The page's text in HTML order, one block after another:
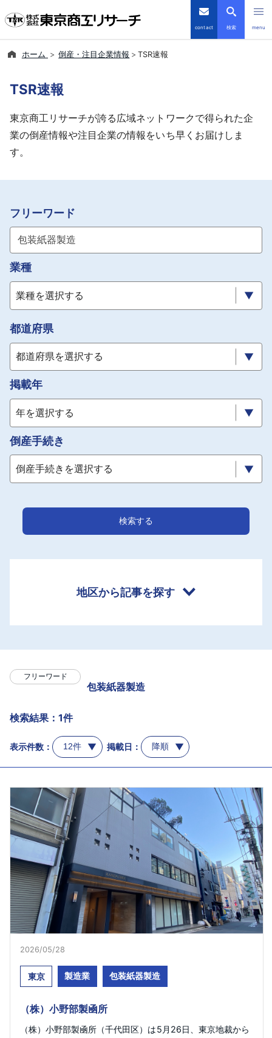
contact 検索 menu
TSR-PLUS
導入事例
English
ホーム 倒産・注目企業情報 TSR速報
TSR速報
東京商工リサーチが誇る広域ネットワークで得られた企
業の倒産情報や注目企業の情報をいち早くお届けしま
す。
フリーワード
業種
業種を選択する
都道府県
都道府県を選択する
掲載年
年を選択する
倒産手続き
倒産手続きを選択する
検索する
地区から記事を探す
フリーワード
包装紙器製造
検索結果：1件
表示件数： 掲載日：
2026/05/28​
東京 製造業 包装紙器製造
（株）小野部製凾所
（株）小野部製凾所（千代田区）は5月26日、東京地裁から